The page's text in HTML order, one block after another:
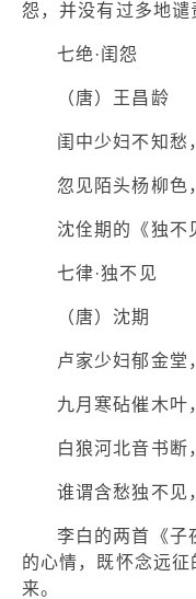
怨，并没有过多地谴
七绝·闺怨
（唐）王昌龄
闺中少妇不知愁
忽见陌头杨柳色
沈佺期的《独不
七律·独不见
（唐）沈期
卢家少妇郁金堂
九月寒砧催木叶
白狼河北音书断
谁谓含愁独不见
李白的两首《子
的心情，既怀念远
来。